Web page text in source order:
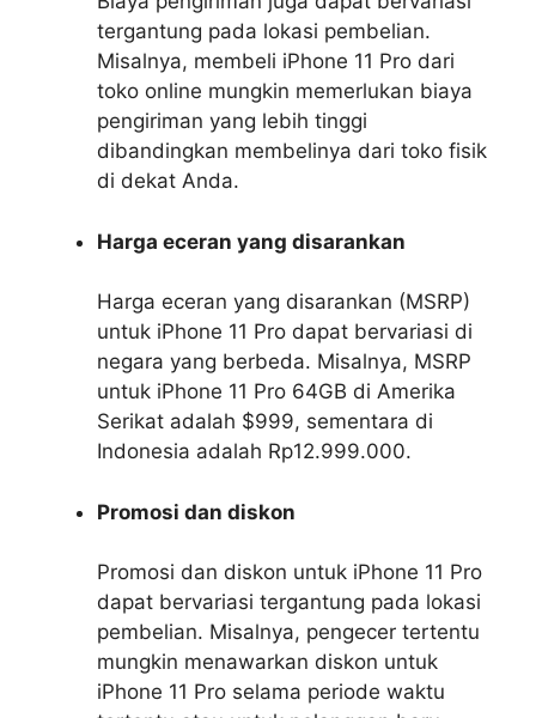
tergantung pada lokasi pembelian.
Misalnya, membeli iPhone 11 Pro dari
toko online mungkin memerlukan biaya
pengiriman yang lebih tinggi
dibandingkan membelinya dari toko fisik
di dekat Anda.
Harga eceran yang disarankan
Harga eceran yang disarankan (MSRP)
untuk iPhone 11 Pro dapat bervariasi di
negara yang berbeda. Misalnya, MSRP
untuk iPhone 11 Pro 64GB di Amerika
Serikat adalah $999, sementara di
Indonesia adalah Rp12.999.000.
Promosi dan diskon
Promosi dan diskon untuk iPhone 11 Pro
dapat bervariasi tergantung pada lokasi
pembelian. Misalnya, pengecer tertentu
mungkin menawarkan diskon untuk
iPhone 11 Pro selama periode waktu